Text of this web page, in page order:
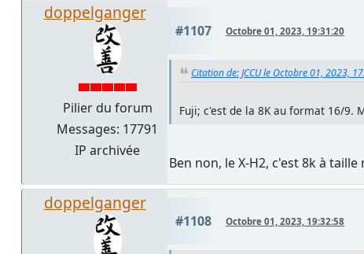
doppelganger
Pilier du forum
Messages: 17791
IP archivée
#1107 Octobre 01, 2023, 19:31:20
Citation de: JCCU le Octobre 01, 2023,
Fuji; c'est de la 8K au format 16/9.
Ben non, le X-H2, c'est 8k à taille
doppelganger
#1108 Octobre 01, 2023, 19:32:58